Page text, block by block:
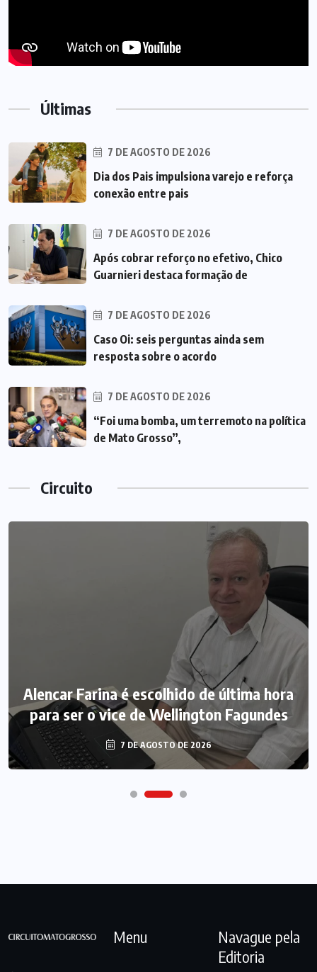
Últimas
7 DE AGOSTO DE 2026
Dia dos Pais impulsiona varejo e reforça
conexão entre pais
7 DE AGOSTO DE 2026
Após cobrar reforço no efetivo, Chico
Guarnieri destaca formação de
7 DE AGOSTO DE 2026
Caso Oi: seis perguntas ainda sem
resposta sobre o acordo
7 DE AGOSTO DE 2026
“Foi uma bomba, um terremoto na política
de Mato Grosso”,
Circuito
Alencar Farina é escolhido de última hora
para ser o vice de Wellington Fagundes
7 DE AGOSTO DE 2026
Menu
Navague pela
Editoria